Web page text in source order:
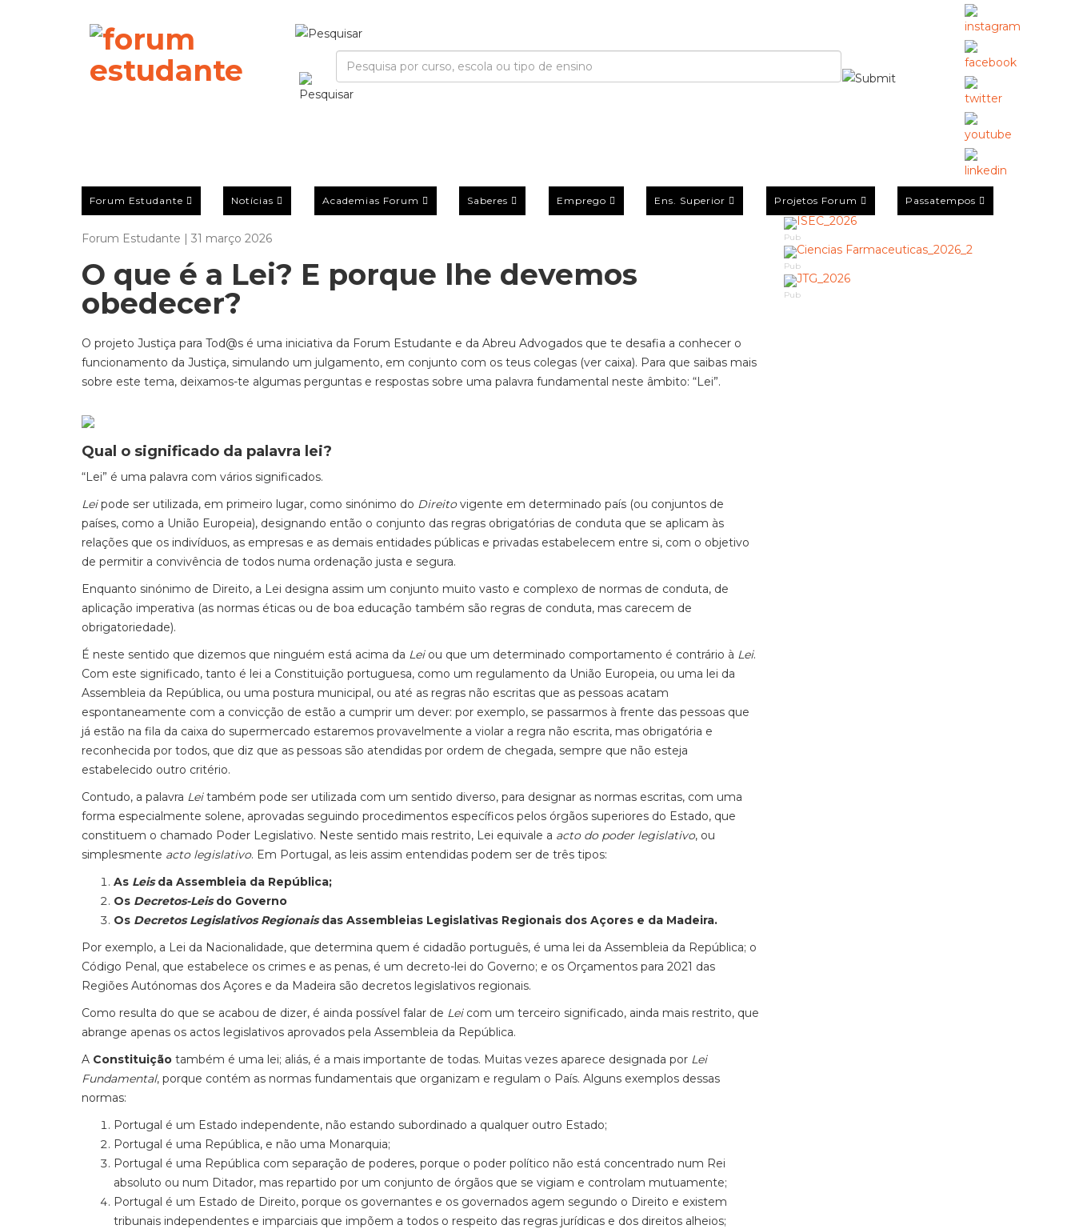
Forum Estudante Notícias Academias Forum Saberes Emprego Ens. Superior Projetos Forum Passatempos
Forum Estudante | 31 março 2026
O que é a Lei? E porque lhe devemos
obedecer?
O projeto Justiça para Tod@s é uma iniciativa da Forum Estudante e da Abreu Advogados que te desafia a conhecer o
funcionamento da Justiça, simulando um julgamento, em conjunto com os teus colegas (ver caixa). Para que saibas mais
sobre este tema, deixamos-te algumas perguntas e respostas sobre uma palavra fundamental neste âmbito: “Lei”.
Qual o significado da palavra lei?
“Lei” é uma palavra com vários significados.
Leipode ser utilizada, em primeiro lugar, como sinónimo do Direitovigente em determinado país (ou conjuntos de
países, como a União Europeia), designando então o conjunto das regras obrigatórias de conduta que se aplicam às
relações que os indivíduos, as empresas e as demais entidades públicas e privadas estabelecem entre si, com o objetivo
de permitir a convivência de todos numa ordenação justa e segura.
Enquanto sinónimo de Direito, a Lei designa assim um conjunto muito vasto e complexo de normas de conduta, de
aplicação imperativa (as normas éticas ou de boa educação também são regras de conduta, mas carecem de
obrigatoriedade).
É neste sentido que dizemos que ninguém está acima da Leiou que um determinado comportamento é contrário à Lei.
Com este significado, tanto é lei a Constituição portuguesa, como um regulamento da União Europeia, ou uma lei da
Assembleia da República, ou uma postura municipal, ou até as regras não escritas que as pessoas acatam
espontaneamente com a convicção de estão a cumprir um dever: por exemplo, se passarmos à frente das pessoas que
já estão na fila da caixa do supermercado estaremos provavelmente a violar a regra não escrita, mas obrigatória e
reconhecida por todos, que diz que as pessoas são atendidas por ordem de chegada, sempre que não esteja
estabelecido outro critério.
Contudo, a palavra Leitambém pode ser utilizada com um sentido diverso, para designar as normas escritas, com uma
forma especialmente solene, aprovadas seguindo procedimentos específicos pelos órgãos superiores do Estado, que
constituem o chamado Poder Legislativo. Neste sentido mais restrito, Lei equivale a acto do poder legislativo, ou
simplesmente acto legislativo. Em Portugal, as leis assim entendidas podem ser de três tipos:
As Leisda Assembleia da República;
Os Decretos-Leisdo Governo
Os Decretos Legislativos Regionaisdas Assembleias Legislativas Regionais dos Açores e da Madeira.
Por exemplo, a Lei da Nacionalidade, que determina quem é cidadão português, é uma lei da Assembleia da República; o
Código Penal, que estabelece os crimes e as penas, é um decreto-lei do Governo; e os Orçamentos para 2021 das
Regiões Autónomas dos Açores e da Madeira são decretos legislativos regionais.
Como resulta do que se acabou de dizer, é ainda possível falar de Leicom um terceiro significado, ainda mais restrito, que
abrange apenas os actos legislativos aprovados pela Assembleia da República.
A Constituição também é uma lei; aliás, é a mais importante de todas. Muitas vezes aparece designada por Lei
Fundamental, porque contém as normas fundamentais que organizam e regulam o País. Alguns exemplos dessas
normas:
Portugal é um Estado independente, não estando subordinado a qualquer outro Estado;
Portugal é uma República, e não uma Monarquia;
Portugal é uma República com separação de poderes, porque o poder político não está concentrado num Rei
absoluto ou num Ditador, mas repartido por um conjunto de órgãos que se vigiam e controlam mutuamente;
Portugal é um Estado de Direito, porque os governantes e os governados agem segundo o Direito e existem
tribunais independentes e imparciais que impõem a todos o respeito das regras jurídicas e dos direitos alheios;
Pub
Pub
Pub